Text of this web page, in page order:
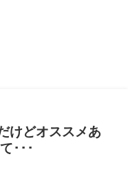
けどオススメあ
･･･